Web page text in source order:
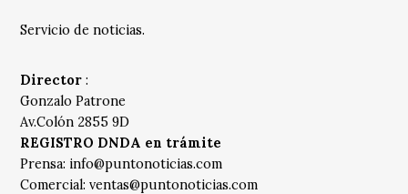
Servicio de noticias.
Director :
Gonzalo Patrone
Av.Colón 2855 9D
REGISTRO DNDA en trámite
Prensa: info@puntonoticias.com
Comercial:ventas@puntonoticias.com